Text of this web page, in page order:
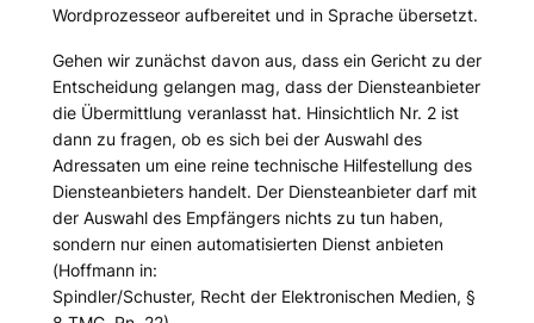
Wordprozesseor aufbereitet und in Sprache übersetzt.
Gehen wir zunächst davon aus, dass ein Gericht zu der
Entscheidung gelangen mag, dass der Diensteanbieter
die Übermittlung veranlasst hat. Hinsichtlich Nr. 2 ist
dann zu fragen, ob es sich bei der Auswahl des
Adressaten um eine reine technische Hilfestellung des
Diensteanbieters handelt. Der Diensteanbieter darf mit
der Auswahl des Empfängers nichts zu tun haben,
sondern nur einen automatisierten Dienst anbieten
(Hoffmannin:
Spindler/Schuster, Recht der Elektronischen Medien, §